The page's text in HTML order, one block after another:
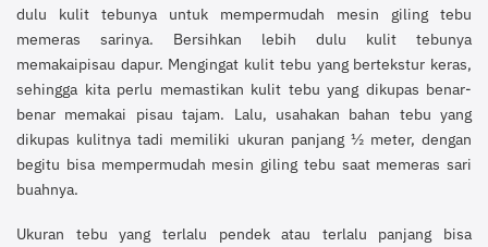
dulu kulit tebunya untuk mempermudah mesin giling tebu
memeras sarinya. Bersihkan lebih dulu kulit tebunya
memakaipisau dapur. Mengingat kulit tebu yang bertekstur keras,
sehingga kita perlu memastikan kulit tebu yang dikupas benar-
benar memakai pisau tajam. Lalu, usahakan bahan tebu yang
dikupas kulitnya tadi memiliki ukuran panjang ½ meter, dengan
begitu bisa mempermudah mesin giling tebu saat memeras sari
buahnya.
Ukuran tebu yang terlalu pendek atau terlalu panjang bisa